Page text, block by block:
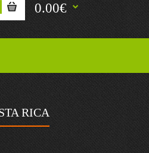
0.00€
RICA